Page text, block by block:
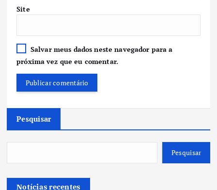
Site
Salvar meus dados neste navegador para a
próxima vez que eu comentar.
Pesquisar
Pesquisar
Notícias recentes